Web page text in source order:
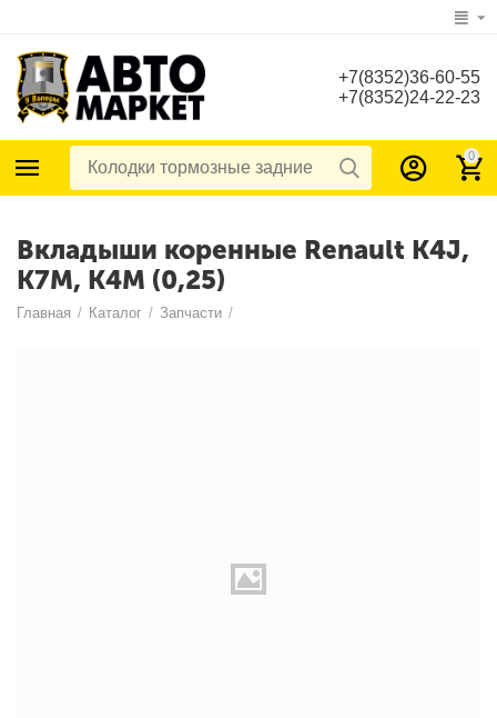
+7(8352)36-60-55
+7(8352)24-22-23
0
Вкладыши коренные Renault K4J,
K7M, K4M (0,25)
Главная / Каталог / Запчасти /